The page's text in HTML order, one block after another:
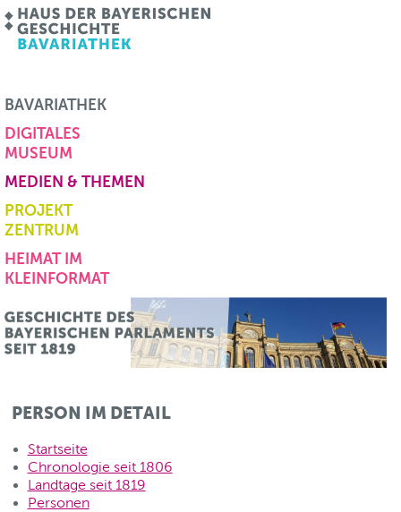
BAVARIATHEK
DIGITALES
MUSEUM
MEDIEN & THEMEN
PROJEKT
ZENTRUM
HEIMAT IM
KLEINFORMAT
PERSON IM DETAIL
Startseite
Chronologie seit 1806
Landtage seit 1819
Personen